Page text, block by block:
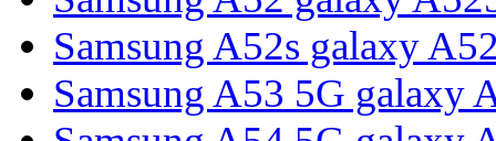
Samsung A52s galaxy
Samsung A53 5G galaxy